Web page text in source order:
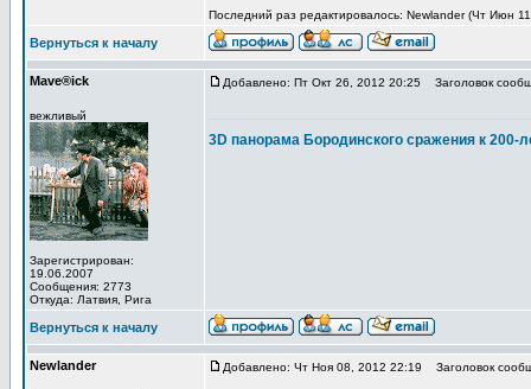
Последний раз редактировалось: Newlander (Чт Июн
Вернуться к началу
Mave®ick
вежливый
Зарегистрирован:
19.06.2007
Сообщения: 2773
Откуда: Латвия, Рига
Добавлено: Пт Окт 26, 2012 20:25 Заголовок
3D панорама Бородинского сражения к
Вернуться к началу
Newlander Добавлено: Чт Ноя 08, 2012 22:19 Заголовок